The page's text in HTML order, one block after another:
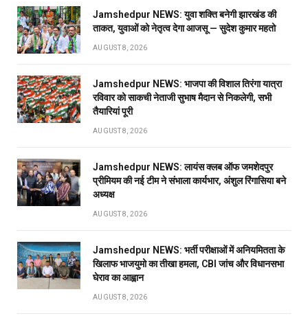
Jamshedpur NEWS: युवा शक्ति बनेगी झारखंड की
ताकत, युवाओं को नेतृत्व देगा आजसू — सुदेश कुमार महतो
AUGUST 8, 2026
Jamshedpur NEWS: भाजपा की विशाल तिरंगा यात्रा
रविवार को साकची नेताजी सुभाष मैदान से निकलेगी, सभी
तैयारियां पूरी
AUGUST 8, 2026
Jamshedpur NEWS: लायंस क्लब ऑफ जमशेदपुर
प्रीमियम की नई टीम ने संभाला कार्यभार, अंशुल रिंगासिया बने
अध्यक्ष
AUGUST 8, 2026
Jamshedpur NEWS: भर्ती परीक्षाओं में अनियमितता के
खिलाफ भाजयुमो का तीखा हमला, CBI जांच और विधानसभा
घेराव का आह्वान
AUGUST 8, 2026